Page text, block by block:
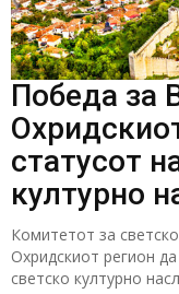
Победа за
статусот
културно
Комитетот за
Охридскиот регион
светско културно